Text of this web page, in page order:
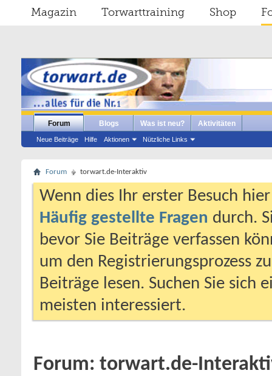
Magazin Torwarttraining Shop
Forum
Neue Beiträge Hilfe Aktionen Nützliche Links
Blogs Was ist neu? Aktivitäten
Forum torwart.de-Interaktiv
Wenn dies Ihr erster Besuch
Häufig gestellte Fragen durch.
bevor Sie Beiträge verfassen
um den Registrierungsprozess
Beiträge lesen. Suchen Sie sich
meisten interessiert.
Forum: torwart.de-